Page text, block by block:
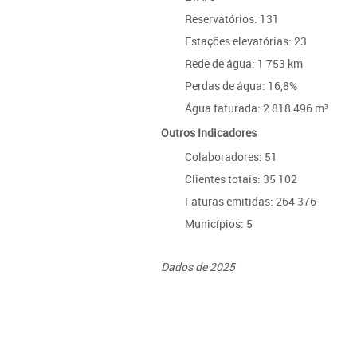
Reservatórios: 131
Estações elevatórias: 23
Rede de água: 1 753 km
Perdas de água: 16,8%
Água faturada: 2 818 496 m³
Outros Indicadores
Colaboradores: 51
Clientes totais: 35 102
Faturas emitidas: 264 376
Municípios: 5
Dados de 2025